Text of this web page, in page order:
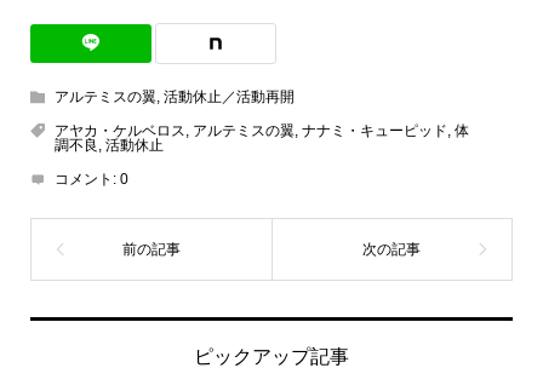
アルテミスの翼, 活動休止／活動再開
アヤカ・ケルベロス, アルテミスの翼, ナナミ・キューピッド, 体
調不良 , 活動休止
コメント: 0
ピックアップ記事